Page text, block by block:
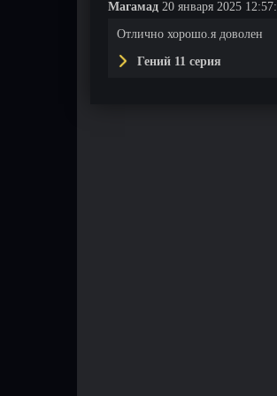
Магамад 20 января 2025 12:57:
Отлично хорошо.я доволен
Гений 11 серия